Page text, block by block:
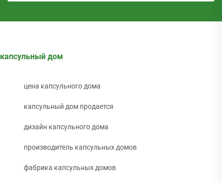
капсульный дом
цена капсульного дома
капсульный дом продается
дизайн капсульного дома
производитель капсульных домов
фабрика капсульных домов